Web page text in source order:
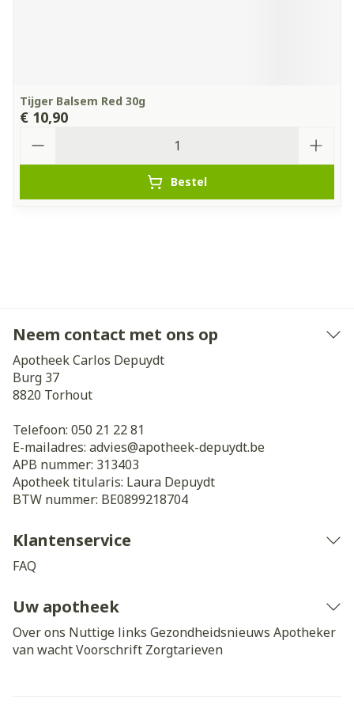
Tijger Balsem Red 30g
€ 10,90
Bestel
Neem contact met ons op
Apotheek Carlos Depuydt
Burg 37
8820 Torhout
Telefoon: 050 21 22 81
E-mailadres: advies@apotheek-depuydt.be
APB nummer: 313403
Apotheek titularis: Laura Depuydt
BTW nummer: BE0899218704
Klantenservice
FAQ
Uw apotheek
Over ons Nuttige links Gezondheidsnieuws Apotheker
van wachtVoorschrift Zorgtarieven